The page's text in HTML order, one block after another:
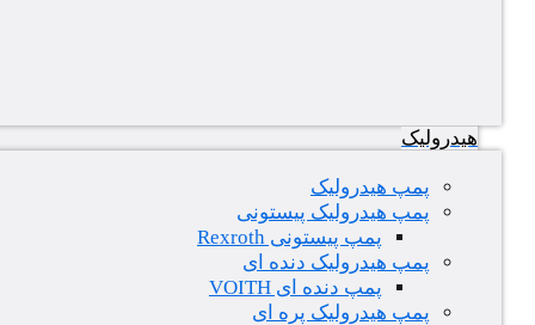
هیدرولیک
پمپ هیدرولیک
پمپ هیدرولیک پیستونی
پمپ پیستونی Rexroth
پمپ هیدرولیک دنده ای
پمپ دنده ای VOITH
پمپ هیدرولیک پره ای